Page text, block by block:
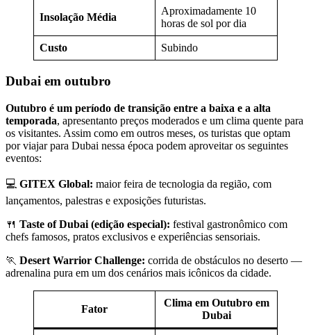
Insolação Média
Aproximadamente 10
horas de sol por dia
Custo Subindo
Dubai em outubro
Outubro é um período de transição entre a baixa e a alta
temporada, apresentanto preços moderados e um clima quente para
os visitantes. Assim como em outros meses, os turistas que optam
por viajar para Dubai nessa época podem aproveitar os seguintes
eventos:
💻 GITEX Global: maior feira de tecnologia da região, com
lançamentos, palestras e exposições futuristas.
🍴 Taste of Dubai (edição especial): festival gastronômico com
chefs famosos, pratos exclusivos e experiências sensoriais.
🏃 Desert Warrior Challenge: corrida de obstáculos no deserto —
adrenalina pura em um dos cenários mais icônicos da cidade.
Fator
Clima em Outubro em
Dubai